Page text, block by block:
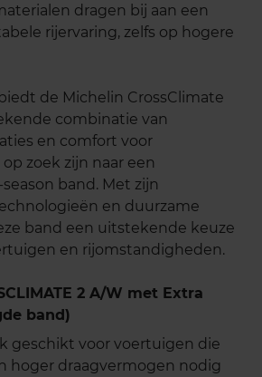
dragen bij aan een
rijervaring, zelfs op hogere
de Michelin CrossClimate
combinatie van
en comfort voor
zoek zijn naar een
band. Met zijn
en duurzame
band een uitstekende keuze
en rijomstandigheden.
2 A/W met Extra
band)
geschikt voor voertuigen die
hoger draagvermogen nodig